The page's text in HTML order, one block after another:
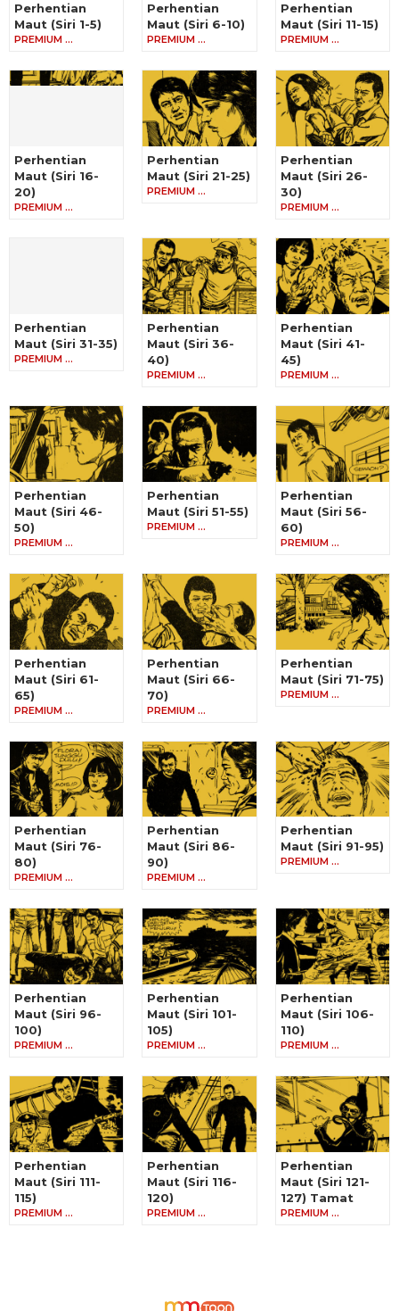
Perhentian
Maut (Siri 1-5)
PREMIUM …
Perhentian
Maut (Siri 6-10)
PREMIUM …
Perhentian
Maut (Siri 11-15)
PREMIUM …
Perhentian
Maut (Siri 16-
20)
PREMIUM …
Perhentian
Maut (Siri 21-25)
PREMIUM …
Perhentian
Maut (Siri 26-
30)
PREMIUM …
Perhentian
Maut (Siri 31-35)
PREMIUM …
Perhentian
Maut (Siri 36-
40)
PREMIUM …
Perhentian
Maut (Siri 41-
45)
PREMIUM …
Perhentian
Maut (Siri 46-
50)
PREMIUM …
Perhentian
Maut (Siri 51-55)
PREMIUM …
Perhentian
Maut (Siri 56-
60)
PREMIUM …
Perhentian
Maut (Siri 61-
65)
PREMIUM …
Perhentian
Maut (Siri 66-
70)
PREMIUM …
Perhentian
Maut (Siri 71-75)
PREMIUM …
Perhentian
Maut (Siri 76-
80)
PREMIUM …
Perhentian
Maut (Siri 86-
90)
PREMIUM …
Perhentian
Maut (Siri 91-95)
PREMIUM …
Perhentian
Maut (Siri 96-
100)
PREMIUM …
Perhentian
Maut (Siri 101-
105)
PREMIUM …
Perhentian
Maut (Siri 106-
110)
PREMIUM …
Perhentian
Maut (Siri 111-
115)
PREMIUM …
Perhentian
Maut (Siri 116-
120)
PREMIUM …
Perhentian
Maut (Siri 121-
127) Tamat
PREMIUM …